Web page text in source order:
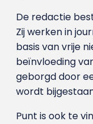
De redactie
Zij werken in
basis van vrije
beïnvloeding
geborgd door
wordt
Punt is ook te